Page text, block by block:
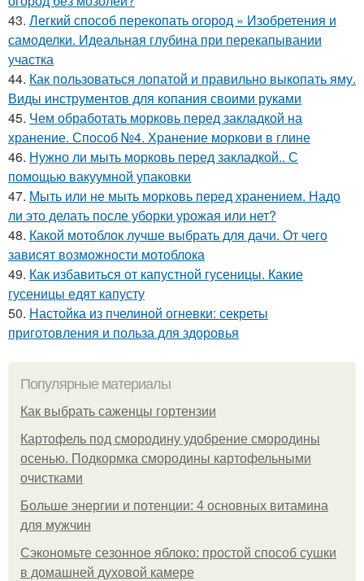
43. Легкий способ перекопать огород » Изобретения и
самоделки. Идеальная глубина при перекапывании
участка
44. Как пользоваться лопатой и правильно выкопать яму.
Виды инструментов для копания своими руками
45. Чем обработать морковь перед закладкой на
хранение. Способ №4. Хранение моркови в глине
46. Нужно ли мыть морковь перед закладкой.. С
помощью вакуумной упаковки
47. Мыть или не мыть морковь перед хранением. Надо
ли это делать после уборки урожая или нет?
48. Какой мотоблок лучше выбрать для дачи. От чего
зависят возможности мотоблока
49. Как избавиться от капустной гусеницы. Какие
гусеницы едят капусту
50. Настойка из пчелиной огневки: секреты
приготовления и польза для здоровья
Популярные материалы
Как выбрать саженцы гортензии
Картофель под смородину удобрение смородины
осенью. Подкормка смородины картофельными
очистками
Больше энергии и потенции: 4 основных витамина
для мужчин
Сэкономьте сезонное яблоко: простой способ сушки
в домашней духовой камере